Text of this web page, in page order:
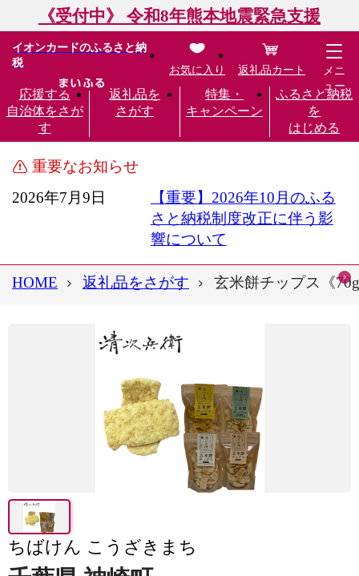
《受付中》 令和8年熊本地震緊急支援
イオンカードのふるさと納
税
応援する
自治体をさが
す
返礼品を
さがす
特集・
キャンペーン
ふるさと納税
を
はじめる
お気に入り 返礼品カート
メニ
ュー
重要なお知らせ
2026年7月9日
【重要】2026年10月のふる
さと納税制度改正に伴う影
響について
HOME 返礼品をさがす 玄米餅チップス《
ちばけん こうざきまち